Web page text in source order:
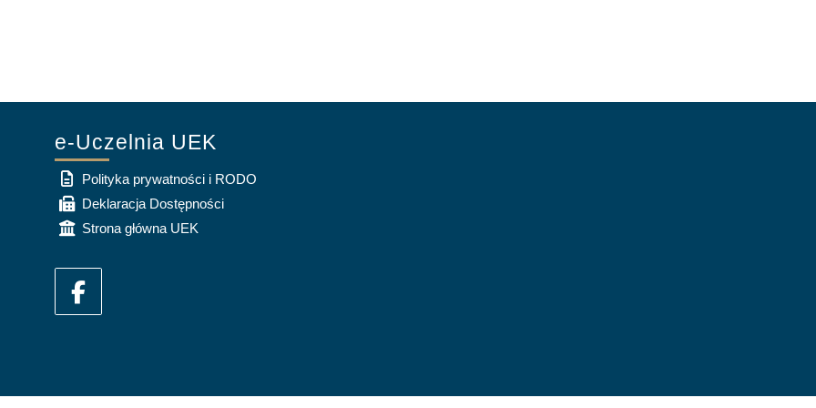
e-Uczelnia UEK
Polityka prywatności i RODO
Deklaracja Dostępności
Strona główna UEK